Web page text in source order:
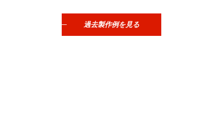
過去製作例を見る